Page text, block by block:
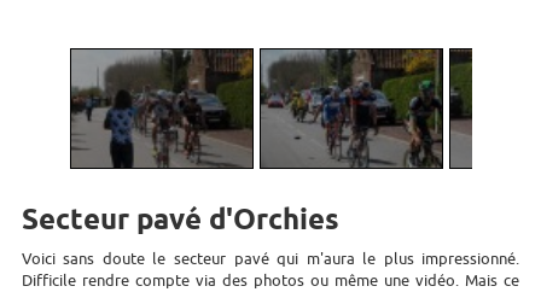
Secteur pavé d'Orchies
Voici sans doute le secteur pavé qui m'aura le plus impressionné.
Difficile rendre compte via des photos ou même une vidéo. Mais ce